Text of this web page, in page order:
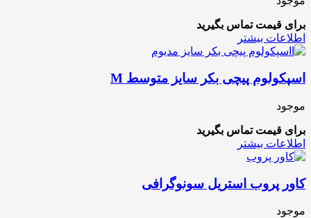
برای قیمت تماس بگیرید
اطلاعات بیشتر
اسپکولوم پیچی بکر سایز متوسط M
موجود
برای قیمت تماس بگیرید
اطلاعات بیشتر
کاور پروب استریل سونوگرافی
موجود